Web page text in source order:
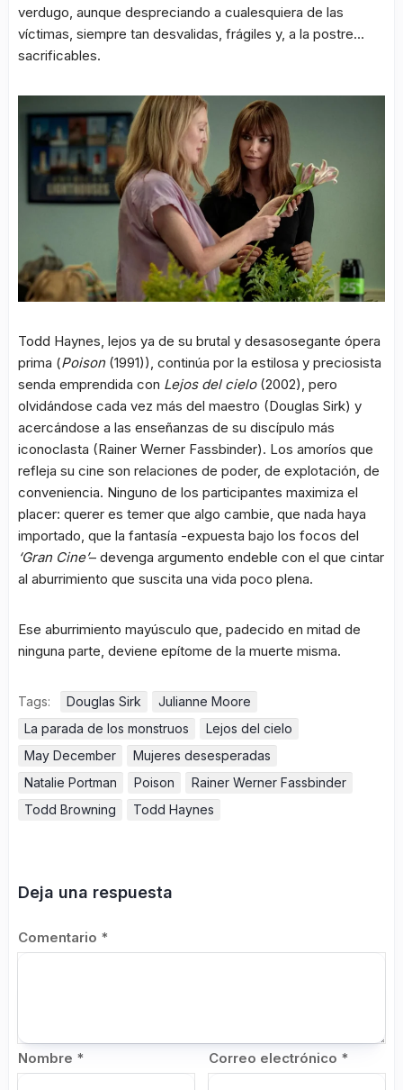
verdugo, aunque despreciando a cualesquiera de las
víctimas, siempre tan desvalidas, frágiles y, a la postre…
sacrificables.
Todd Haynes, lejos ya de su brutal y desasosegante ópera
prima (Poison(1991)), continúa por la estilosa y preciosista
senda emprendida con Lejos del cielo(2002), pero
olvidándose cada vez más del maestro (Douglas Sirk) y
acercándose a las enseñanzas de su discípulo más
iconoclasta (Rainer Werner Fassbinder). Los amoríos que
refleja su cine son relaciones de poder, de explotación, de
conveniencia. Ninguno de los participantes maximiza el
placer: querer es temer que algo cambie, que nada haya
importado, que la fantasía -expuesta bajo los focos del
‘Gran Cine’– devenga argumento endeble con el que cintar
al aburrimiento que suscita una vida poco plena.
Ese aburrimiento mayúsculo que, padecido en mitad de
ninguna parte, deviene epítome de la muerte misma.
Tags: Douglas Sirk
Julianne Moore
La parada de los monstruos
Lejos del cielo
May December
Mujeres desesperadas
Natalie Portman
Poison
Rainer Werner Fassbinder
Todd Browning
Todd Haynes
Deja una respuesta
Comentario *
Nombre * Correo electrónico *